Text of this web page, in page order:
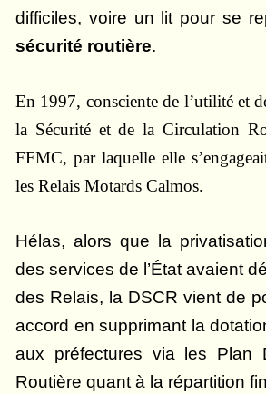
difficiles, voire un lit pour se
sécurité routière.
En 1997, consciente de l’utilité et
la Sécurité et de la Circulation
FFMC, par laquelle elle
les Relais Motards Calmos.
Hélas, alors que la
des services de l’État avaient
des Relais, la DSCR vient de
accord en supprimant la
aux préfectures via les Plan
Routière quant à la répartition